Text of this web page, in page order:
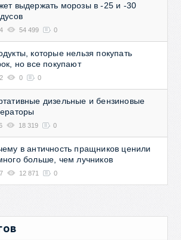
выдержать морозы в -25 и -30
54 499 0
которые нельзя покупать
но все покупают
0 0
дизельные и бензиновые
18 319 0
в античность пращников ценили
больше, чем лучников
12 871 0